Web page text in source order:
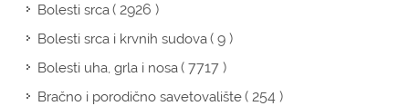
Bolesti srca( 2926 )
Bolesti srca i krvnih sudova( 9 )
Bolesti uha, grla i nosa( 7717 )
Bračno i porodično savetovalište( 254 )